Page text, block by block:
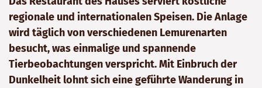
regionale und internationalen Speisen. Die Anlage
wird täglich von verschiedenen Lemurenarten
besucht, was einmalige und spannende
Tierbeobachtungen verspricht. Mit Einbruch der
Dunkelheit lohnt sich eine geführte Wanderung in